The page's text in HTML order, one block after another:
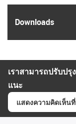
Downloads
เราสามารถปรับป
แนะ
แสดงความคิดเห็น